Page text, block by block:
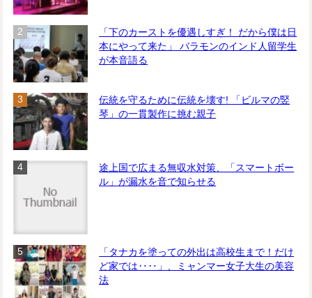
「下のカーストを優遇しすぎ！ だから僕は日
本にやって来た」 バラモンのインド人留学生
が本音語る
伝統を守るために伝統を壊す! 「ビルマの竪
琴」の一貫製作に挑む親子
途上国で広まる無収水対策、「スマートボー
ル」が漏水を音で知らせる
「タナカを塗っての外出は高校生まで！だけ
ど家では‥‥」、ミャンマー女子大生の美容
法